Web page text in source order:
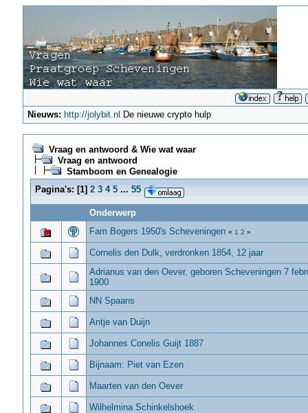
Nieuws: http://jolybit.nl De nieuwe crypto hulp
Vraag en antwoord & Wie wat waar
Vraag en antwoord
Stamboom en Genealogie
Pagina's:[1] 2 3 4 5 ... 55
Onderwerp
Fam Bogers 1950's Scheveningen « 1 2 »
Cornelis den Dulk, verdronken 1854, 12 jaar
Adrianus van den Oever, geboren Scheveningen 7
1900
NN Spaans
Antje van Duijn
Johannes Conelis Guijt 1887
Bijnaam: Piet van Ezen
Maarten van den Oever
Wilhelmina Schinkelshoek